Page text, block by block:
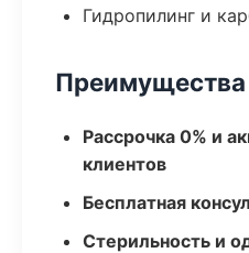
Гидропилинг и
Рассрочка 0% и
клиентов
Бесплатная
Стерильность и